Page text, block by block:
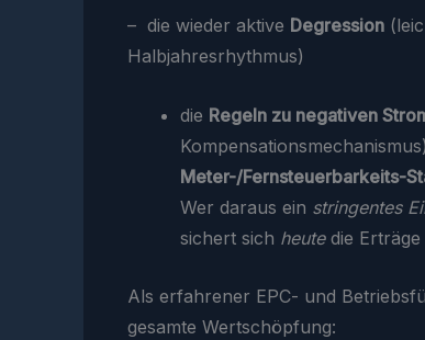
– die wieder aktive Degression
Halbjahresrhythmus)
die Regeln zu negativen
Meter-/Fernsteuerbarkeits-
Wer daraus ein stringentes
sichert sich heutedie Erträge
Als erfahrener EPC- und
gesamte Wertschöpfung: